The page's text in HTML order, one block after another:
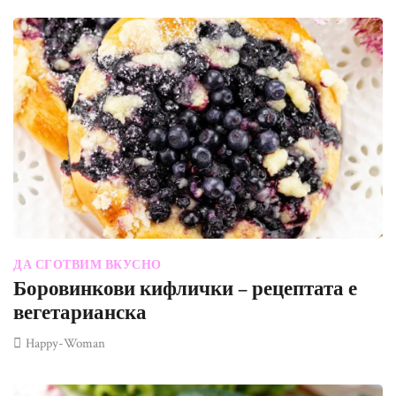
ДА СГОТВИМ ВКУСНО
Боровинкови кифлички – рецептата е
вегетарианска
Happy-Woman